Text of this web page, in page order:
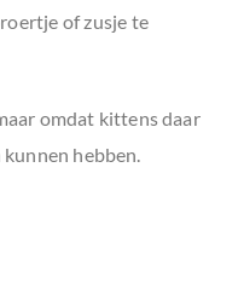
of zusje te
omdat kittens daar
hebben.